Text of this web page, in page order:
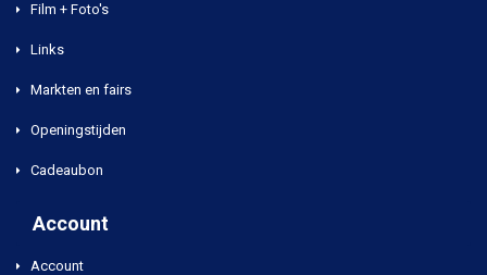
Film + Foto's
Links
Markten en fairs
Openingstijden
Cadeaubon
Account
Account